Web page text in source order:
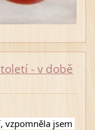
- v době
vzpomněla jsem